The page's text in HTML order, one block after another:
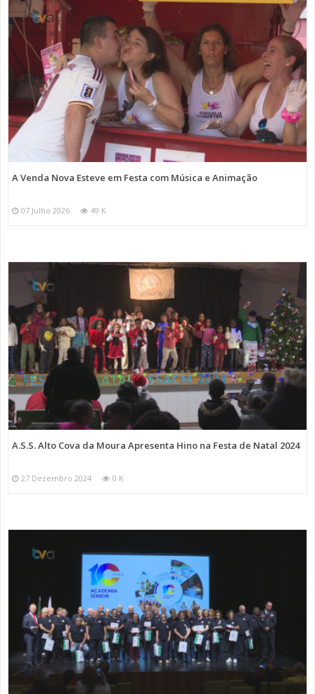
A Venda Nova Esteve em Festa com Música e Animação
07 Julho 2026 49 K
A.S.S. Alto Cova da Moura Apresenta Hino na Festa de Natal 2024
27 Dezembro 2024 0 K